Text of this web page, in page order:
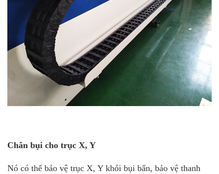
Chắn bụi cho trục X, Y
Nó có thể bảo vệ trục X, Y khỏi bụi bẩn, bảo vệ thanh